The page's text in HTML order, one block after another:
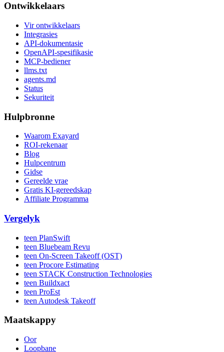
Ontwikkelaars
Vir ontwikkelaars
Integrasies
API-dokumentasie
OpenAPI-spesifikasie
MCP-bediener
llms.txt
agents.md
Status
Sekuriteit
Hulpbronne
Waarom Exayard
ROI-rekenaar
Blog
Hulpcentrum
Gidse
Gereelde vrae
Gratis KI-gereedskap
Affiliate Programma
Vergelyk
teen PlanSwift
teen Bluebeam Revu
teen On-Screen Takeoff (OST)
teen Procore Estimating
teen STACK Construction Technologies
teen Buildxact
teen ProEst
teen Autodesk Takeoff
Maatskappy
Oor
Loopbane